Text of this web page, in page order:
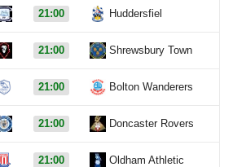
21:00 Huddersfiel
21:00 Shrewsbury Town
21:00 Bolton Wanderers
21:00 Doncaster Rovers
21:00 Oldham Athletic